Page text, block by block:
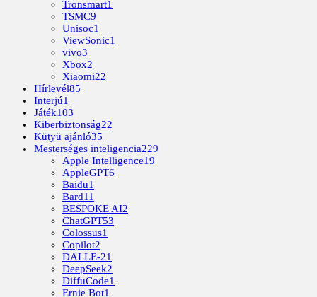
Tronsmart1
TSMC9
Unisoc1
ViewSonic1
vivo3
Xbox2
Xiaomi22
Hírlevél85
Interjú1
Játék103
Kiberbiztonság22
Kütyü ajánló35
Mesterséges inteligencia229
Apple Intelligence19
AppleGPT6
Baidu1
Bard11
BESPOKE AI2
ChatGPT53
Colossus1
Copilot2
DALLE-21
DeepSeek2
DiffuCode1
Ernie Bot1